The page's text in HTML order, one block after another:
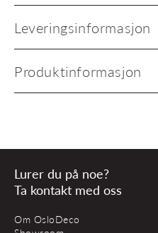
Leveringsinformasjon
Produktinformasjon
Lurer du på noe?
Ta kontakt med oss
Om OsloDeco